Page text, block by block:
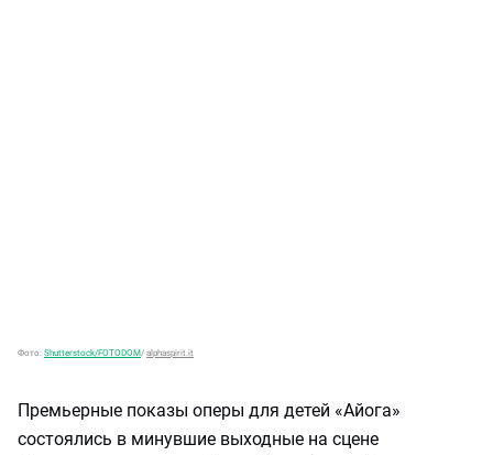
Фото: Shutterstock/FOTODOM/ alphaspirit.it
Премьерные показы оперы для детей «Айога»
состоялись в минувшие выходные на сцене